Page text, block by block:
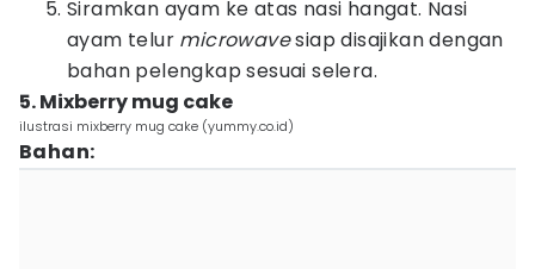
Siramkan ayam ke atas nasi hangat. Nasi
ayam telur microwavesiap disajikan dengan
bahan pelengkap sesuai selera.
5. Mixberry mug cake
ilustrasi mixberry mug cake (yummy.co.id)
Bahan: